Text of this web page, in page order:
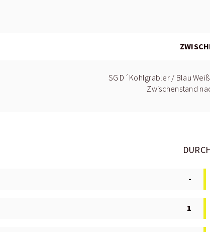
SG D´Kohlgrabler / Blau
Zwischenstand
-
1